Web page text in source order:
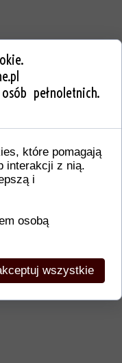
dbałość o każdy
PRIMITIVO,
WINO NA
osób pełnoletnich.
które pomagają
interakcji z nią.
i
osobą
wszystkie